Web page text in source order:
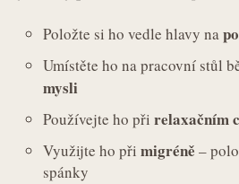
Položte si ho vedle hlavy na
Umístěte ho na pracovní stůl
mysli
Používejte ho při relaxačním
Využijte ho při migréně –
spánky